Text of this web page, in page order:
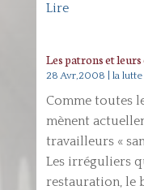
Lire
Les patrons et
28 Avr,2008 la
Comme toutes
mènent
travailleurs «
Les irréguliers
restauration, le